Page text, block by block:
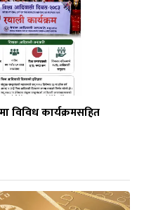
विविध कार्यक्रमसहित